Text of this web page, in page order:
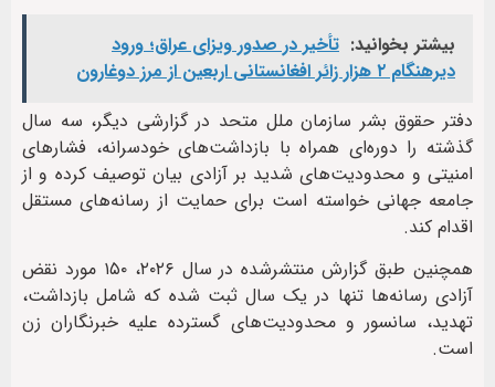
بیشتر بخوانید: تأخیر در صدور ویزای عراق؛ ورود
دیرهنگام ۲ هزار زائر افغانستانی اربعین از مرز دوغارون
دفتر حقوق بشر سازمان ملل متحد در گزارشی دیگر، سه سال
گذشته را دوره‌ای همراه با بازداشت‌های خودسرانه، فشارهای
امنیتی و محدودیت‌های شدید بر آزادی بیان توصیف کرده و از
جامعه جهانی خواسته است برای حمایت از رسانه‌های مستقل
اقدام کند.
همچنین طبق گزارش منتشرشده در سال ۲۰۲۶، ۱۵۰ مورد نقض
آزادی رسانه‌ها تنها در یک سال ثبت شده که شامل بازداشت،
تهدید، سانسور و محدودیت‌های گسترده علیه خبرنگاران زن
است.